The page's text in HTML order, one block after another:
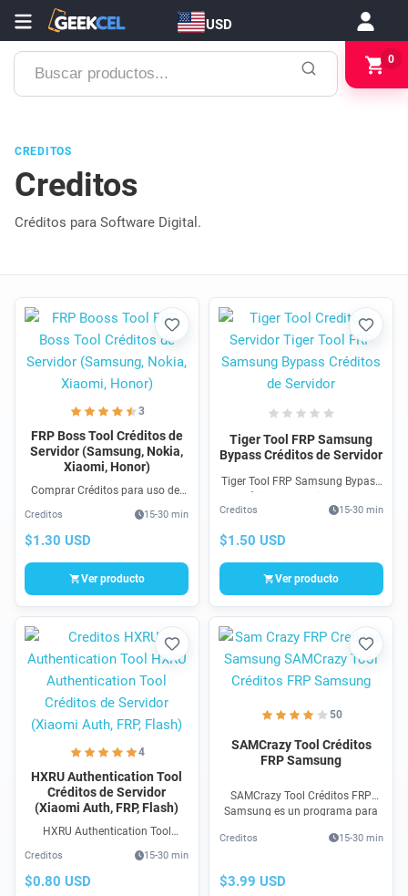
USD
Buscar
productos...
0
CREDITOS
Creditos
Créditos para Software Digital.
Favorito
3
FRP Boss Tool Créditos de
Servidor (Samsung, Nokia,
Xiaomi, Honor)
Comprar Créditos para uso del
funcional & 100% online para
Eliminar Cuentas Google en
Creditos 15-30 min
$1.30 USD
Ver producto
Tiger Tool FRP Samsung
Bypass Créditos de Servidor
Tiger Tool FRP Samsung Bypass
programa para reparación de
Samsung, compra 100% segura
Creditos 15-30 min
$1.50 USD
Ver producto
Favorito
4
HXRU Authentication Tool
Créditos de Servidor
(Xiaomi Auth, FRP, Flash)
HXRU Authentication Tool
Auth, FRP, Flash) es una
herramienta para celulares
Creditos 15-30 min
$0.80 USD
50
SAMCrazy Tool Créditos
FRP Samsung
SAMCrazy Tool Créditos FRP
Samsung es un programa para
celulares Samsung, usted puede
del programa y servidor aquí
Creditos 15-30 min
$3.99 USD